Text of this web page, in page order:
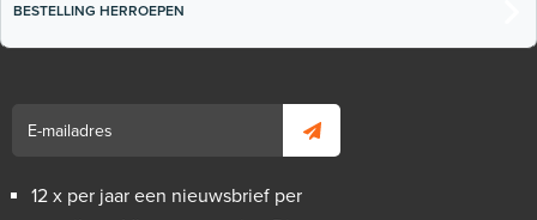
BESTELLING HERROEPEN
12 x per jaar een nieuwsbrief per